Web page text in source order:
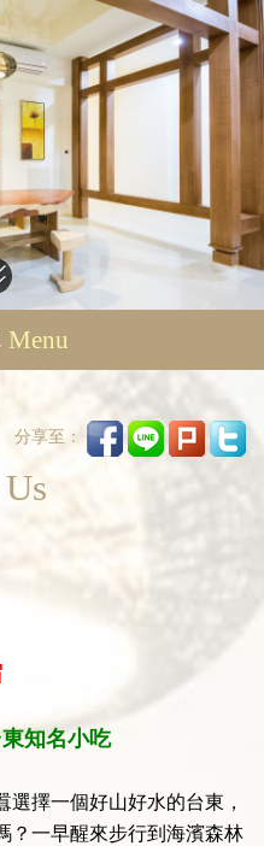
Menu
分享至：
知名小吃
擇一個好山好水的台東，
？一早醒來步行到海濱森林